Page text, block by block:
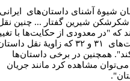
شیوۀ آشنای داستان‌های ایرانی
شکرشکن شیرین گفتار ... چنین
که "در معدودی از حکایت‌ها با
زاویه روایت روبه‌رو می‌شویم، از جمله حکایت‌های ۳۱ و ۳۲ که زاویۀ نقل
همچنین در برخی داستان‌ها
مشاهده کرد مانند جریان